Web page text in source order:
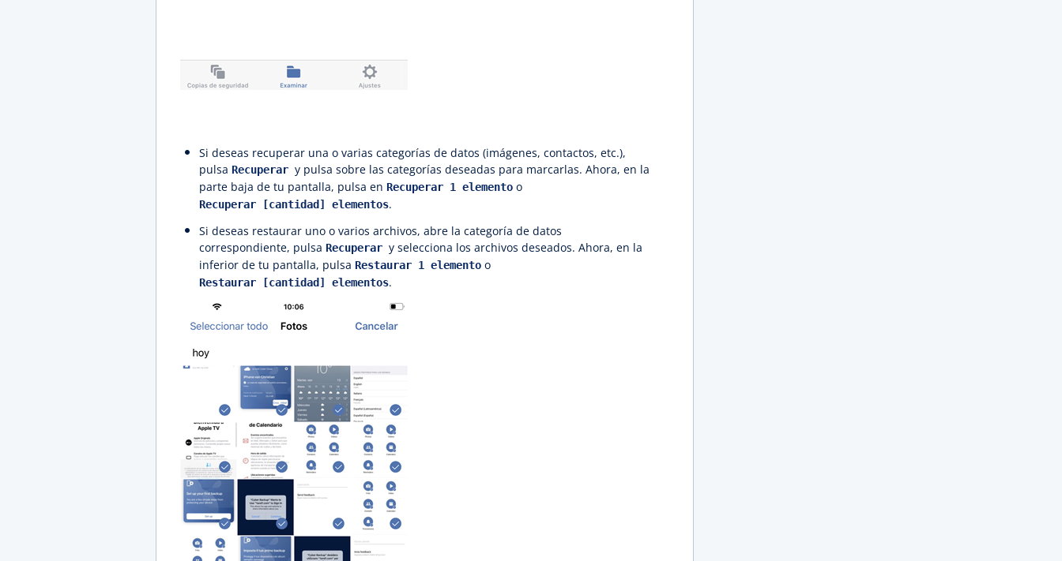
Si deseas recuperar una o varias categorías de datos (imágenes, contactos, etc.),
pulsa Recuperar y pulsa sobre las categorías deseadas para marcarlas. Ahora, en la
parte baja de tu pantalla, pulsa en Recuperar 1 elemento o
Recuperar [cantidad] elementos.
Si deseas restaurar uno o varios archivos, abre la categoría de datos
correspondiente, pulsa Recuperar y selecciona los archivos deseados. Ahora, en la
inferior de tu pantalla, pulsa Restaurar 1 elemento o
Restaurar [cantidad] elementos.